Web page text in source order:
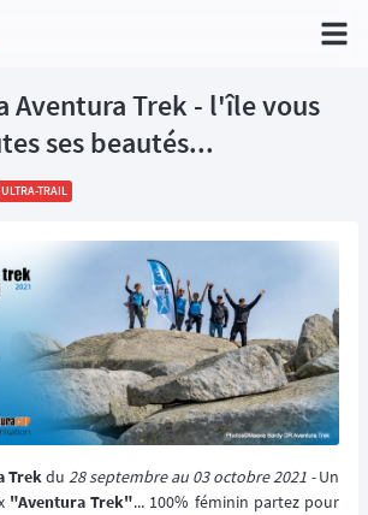
Aventura Trek - l'île vous
ses beautés...
ULTRA-TRAIL
Trekdu 28 septembre au 03 octobre 2021 -Un
"Aventura Trek"... 100% féminin partez pour